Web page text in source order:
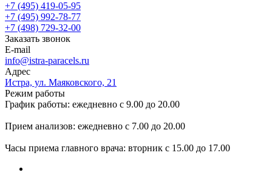
+7 (495) 419-05-95
+7 (495) 992-78-77
+7 (498) 729-32-00
Заказать звонок
E-mail
info@istra-paracels.ru
Адрес
Истра, ул. Маяковского, 21
Режим работы
График работы: ежедневно с 9.00 до 20.00
Прием анализов: ежедневно с 7.00 до 20.00
Часы приема главного врача: вторник с 15.00 до 17.00